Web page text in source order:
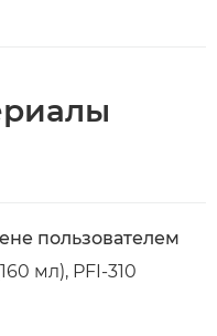
пользователем
мл), PFI-310